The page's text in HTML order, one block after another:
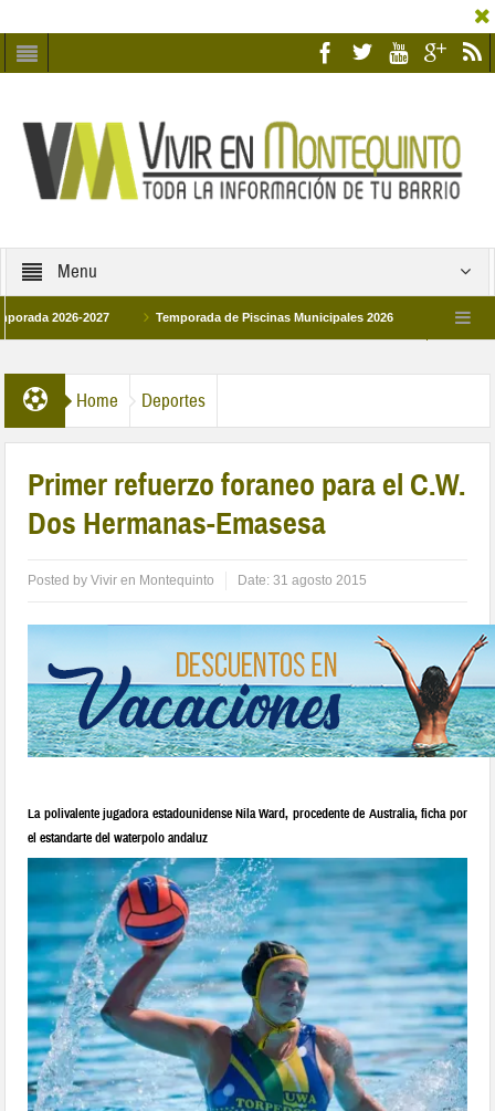
Menu
2027 Temporada de Piscinas Municipales 2026 Los Campus de
Home Deportes
Primer refuerzo foraneo para el C.W.
Dos Hermanas-Emasesa
Posted byVivir en Montequinto Date:31 agosto 2015
La polivalente jugadora estadounidense Nila Ward, procedente de Australia, ficha por
el estandarte del waterpolo andaluz